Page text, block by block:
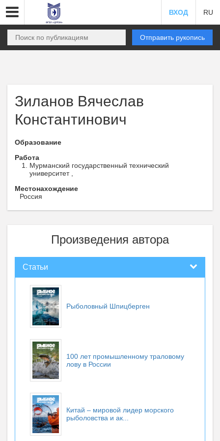
ВХОД RU
Отправить рукопись
Зиланов Вячеслав
Константинович
Образование
Работа
Мурманский государственный технический
университет ,
Местонахождение
Россия
Произведения автора
Статьи
Рыболовный Шпицберген
100 лет промышленному траловому
лову в России
Китай – мировой лидер морского
рыболовства и ак...